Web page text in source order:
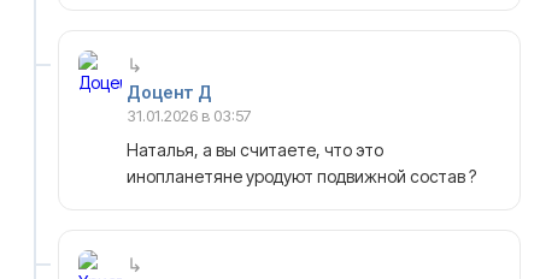
Доцент Д
31.01.2026 в 03:57
Наталья, а вы считаете, что это
инопланетяне уродуют подвижной состав ?